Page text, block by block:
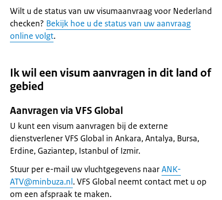
Wilt u de status van uw visumaanvraag voor Nederland
checken? Bekijk hoe u de status van uw aanvraag
online volgt.
Ik wil een visum aanvragen in dit land of
gebied
Aanvragen via VFS Global
U kunt een visum aanvragen bij de externe
dienstverlener VFS Global in Ankara, Antalya, Bursa,
Erdine, Gaziantep, Istanbul of Izmir.
Stuur per e-mail uw vluchtgegevens naarANK-
ATV@minbuza.nl. VFS Global neemt contact met u op
om een afspraak te maken.